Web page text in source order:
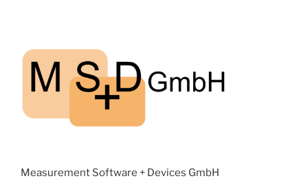
Measurement Software + Devices GmbH